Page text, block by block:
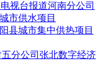
视台报道河南分公司
市供水项目
县城市集中供热项目
分公司张北数字经济